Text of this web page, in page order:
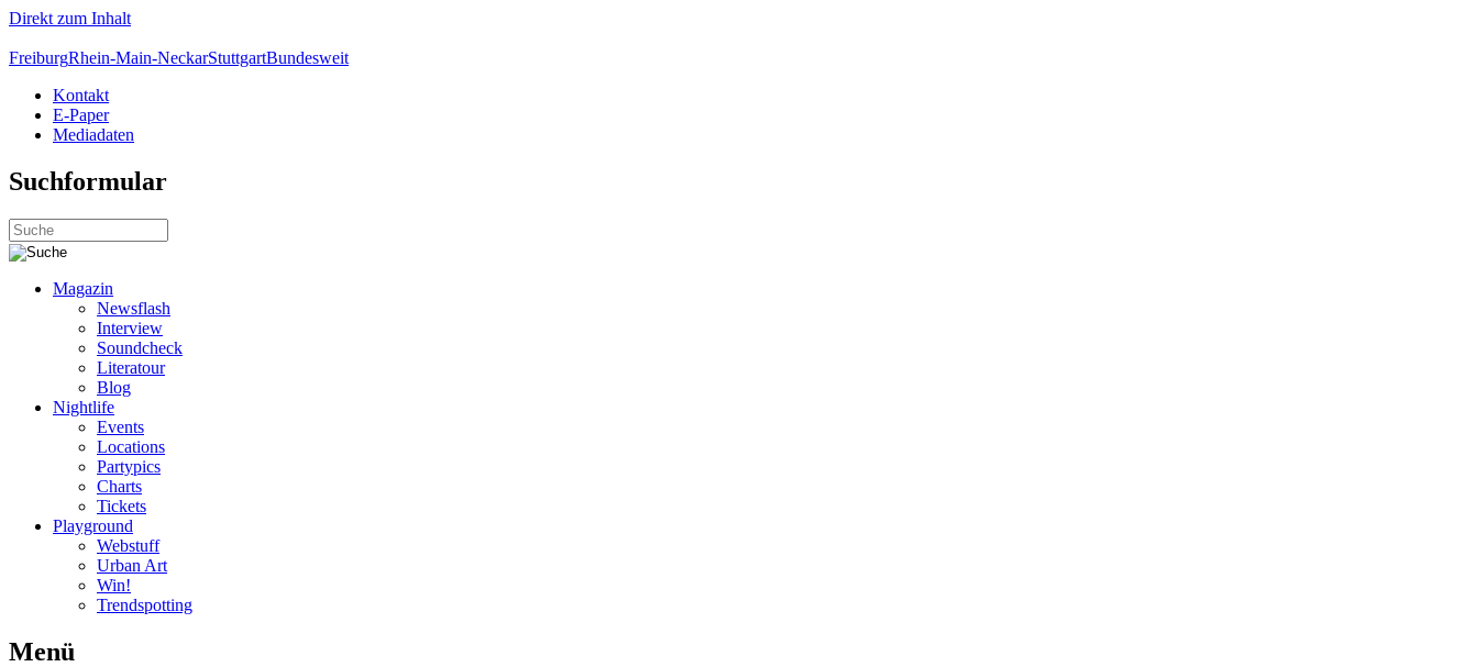
Direkt zum Inhalt
FreiburgRhein-Main-NeckarStuttgartBundesweit
Kontakt
E-Paper
Mediadaten
Suchformular
Magazin
Newsflash
Interview
Soundcheck
Literatour
Blog
Nightlife
Events
Locations
Partypics
Charts
Tickets
Playground
Webstuff
Urban Art
Win!
Trendspotting
Menü